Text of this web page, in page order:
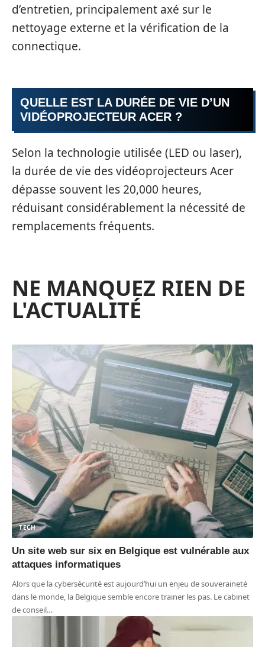
d’entretien, principalement axé sur le
nettoyage externe et la vérification de la
connectique.
QUELLE EST LA DURÉE DE VIE D’UN
VIDÉOPROJECTEUR ACER ?
Selon la technologie utilisée (LED ou laser),
la durée de vie des vidéoprojecteurs Acer
dépasse souvent les 20,000 heures,
réduisant considérablement la nécessité de
remplacements fréquents.
NE MANQUEZ RIEN DE
L'ACTUALITÉ
TECH
Un site web sur six en Belgique est vulnérable aux
attaques informatiques
Alors que la cybersécurité est aujourd’hui un enjeu de souveraineté
dans le monde, la Belgique semble encore trainer les pas. Le cabinet
de conseil…